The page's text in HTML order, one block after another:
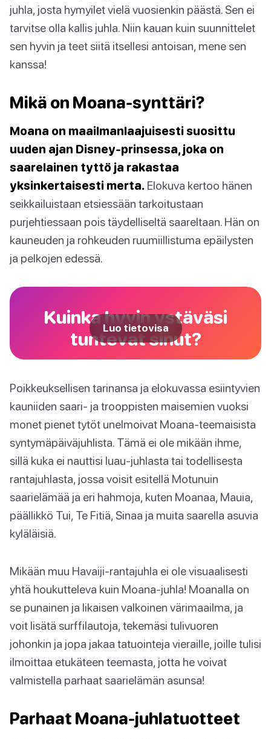
juhla, josta hymyilet vielä vuosienkin päästä. Sen ei
tarvitse olla kallis juhla. Niin kauan kuin suunnittelet
sen hyvin ja teet siitä itsellesi antoisan, mene sen
kanssa!
Mikä on Moana-synttäri?
Moana on maailmanlaajuisesti suosittu
uuden ajan Disney-prinsessa, joka on
saarelainen tyttö ja rakastaa
yksinkertaisesti merta. Elokuva kertoo hänen
seikkailuistaan etsiessään tarkoitustaan
purjehtiessaan pois täydelliseltä saareltaan. Hän on
kauneuden ja rohkeuden ruumiillistuma epäilysten
ja pelkojen edessä.
Kuinka hyvin ystäväsi
tuntevat sinut?
Luo tietovisa
Poikkeuksellisen tarinansa ja elokuvassa esiintyvien
kauniiden saari- ja trooppisten maisemien vuoksi
monet pienet tytöt unelmoivat Moana-teemaisista
syntymäpäiväjuhlista. Tämä ei ole mikään ihme,
sillä kuka ei nauttisi luau-juhlasta tai todellisesta
rantajuhlasta, jossa voisit esitellä Motunuin
saarielämää ja eri hahmoja, kuten Moanaa, Mauia,
päällikkö Tui, Te Fitiä, Sinaa ja muita saarella asuvia
kyläläisiä.
Mikään muu Havaiji-rantajuhla ei ole visuaalisesti
yhtä houkutteleva kuin Moana-juhla! Moanalla on
se punainen ja likaisen valkoinen värimaailma, ja
voit lisätä surffilautoja, tekemäsi tulivuoren
johonkin ja jopa jakaa tatuointeja vieraille, joille tulisi
ilmoittaa etukäteen teemasta, jotta he voivat
valmistella parhaat saarielämän asunsa!
Parhaat Moana-juhlatuotteet